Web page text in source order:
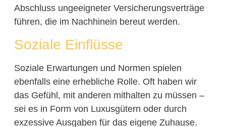
Abschluss ungeeigneter Versicherungsverträge
führen, die im Nachhinein bereut werden.
Soziale Einflüsse
Soziale Erwartungen und Normen spielen
ebenfalls eine erhebliche Rolle. Oft haben wir
das Gefühl, mit anderen mithalten zu müssen –
sei es in Form von Luxusgütern oder durch
exzessive Ausgaben für das eigene Zuhause.